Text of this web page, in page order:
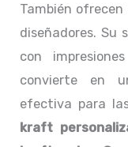
También
diseñadores. Su
con
convierte en
efectiva para
kraft